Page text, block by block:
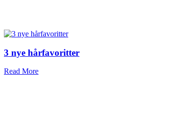
3 nye hårfavoritter
Read More